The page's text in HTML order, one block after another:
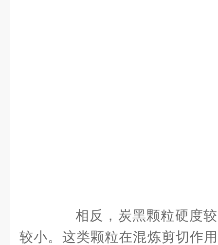
相反，炭黑颗粒硬度较
较小。这类颗粒在混炼剪切作